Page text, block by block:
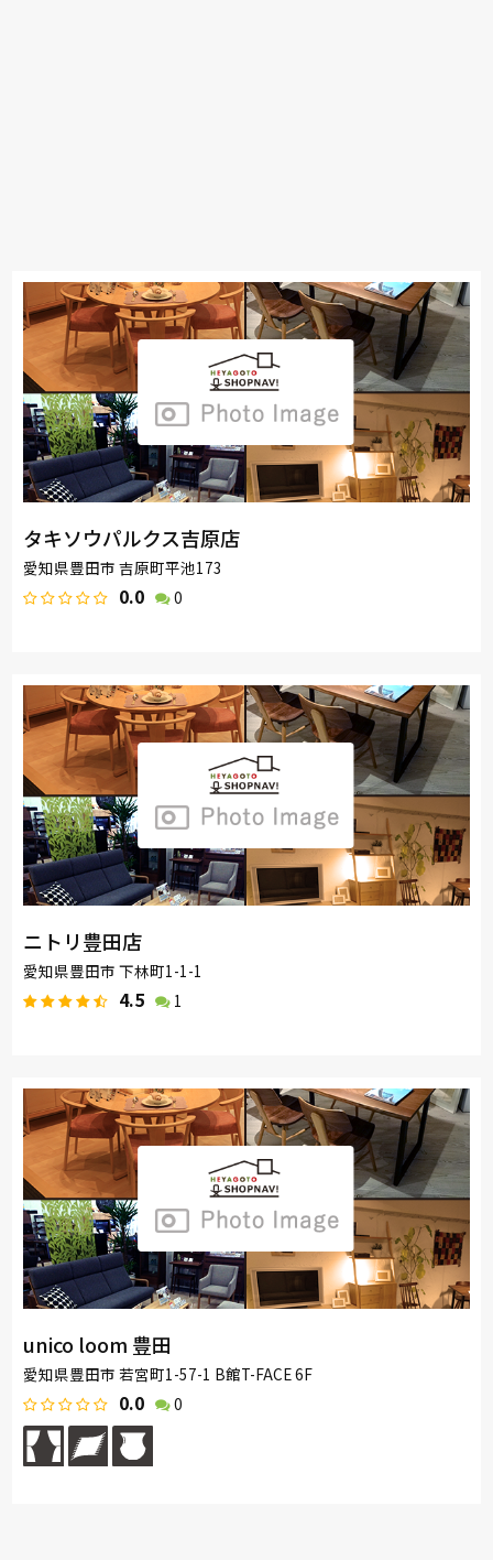
タキソウパルクス吉原店
愛知県豊田市 吉原町平池173
0.0 0
ニトリ豊田店
愛知県豊田市 下林町1-1-1
4.5 1
unico loom 豊田
愛知県豊田市 若宮町1-57-1 B館T-FACE 6F
0.0 0